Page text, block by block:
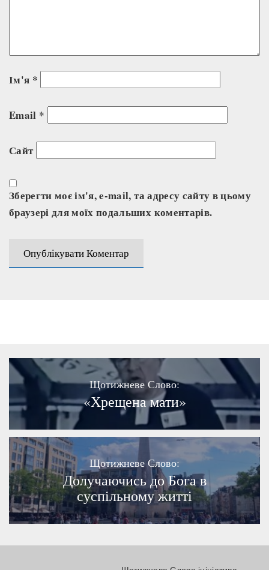
Ім'я *
Email *
Сайт
Зберегти моє ім'я, e-mail, та адресу сайту в цьому
браузері для моїх подальших коментарів.
Щотижневе Слово:
«Хрещена мати»
Щотижневе Слово:
Долучаючись до Бога в
суспільному житті